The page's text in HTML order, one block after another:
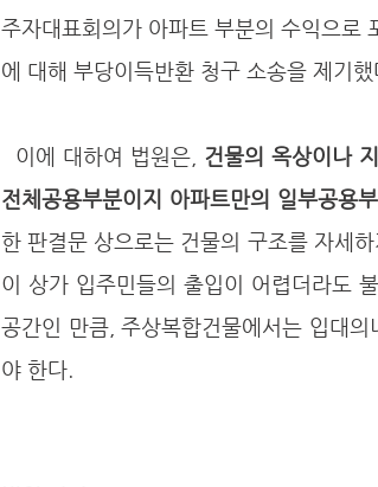
주자대표회의가 아파트 부분의 수익으로
에 대해 부당이득반환 청구 소송을 제기했
  이에 대하여 법원은,
건물의 옥상이나
전체공용부분이지 아파트만의 일부공용
한 판결문 상으로는 건물의 구조를 자세
이 상가 입주민들의 출입이 어렵더라도
공간인 만큼, 주상복합건물에서는 입대
야 한다.